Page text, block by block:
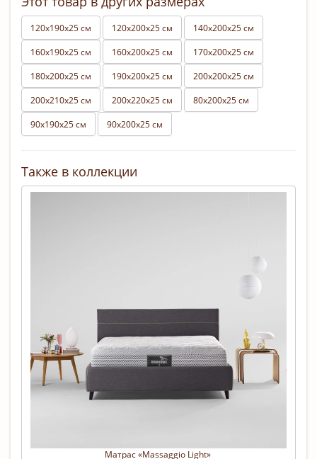
120х190х25 см 120х200х25 см
140х200х25 см
160х190х25 см
160х200х25 см
170х200х25 см
180х200х25 см
190х200х25 см
200х200х25 см
200х210х25 см
200х220х25 см
80х200х25 см
90х190х25 см
90х200х25 см
Также в коллекции
Матрас «Massaggio Light»